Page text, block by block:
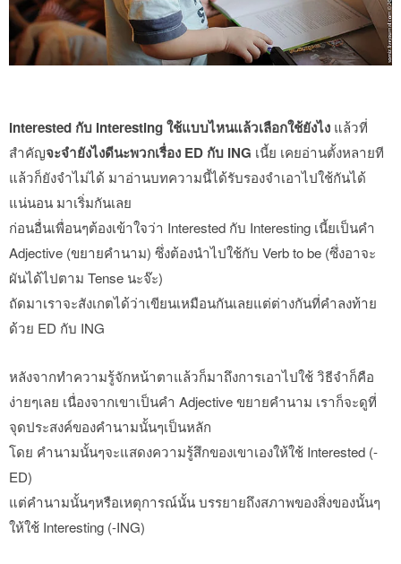
Interested กับ Interesting ใช้แบบไหนแล้วเลือกใช้ยังไง แล้วที่
สำคัญจะจำยังไงดีนะพวกเรื่อง ED กับ ING เนี้ย เคยอ่านตั้งหลายที
แล้วก็ยังจำไม่ได้ มาอ่านบทความนี้ได้รับรองจำเอาไปใช้กันได้
แน่นอน มาเริ่มกันเลย
ก่อนอื่นเพื่อนๆต้องเข้าใจว่า Interested กับ Interesting เนี้ยเป็นคำ
Adjective (ขยายคำนาม) ซึ่งต้องนำไปใช้กับ Verb to be (ซึ่งอาจะ
ผันได้ไปตาม Tense นะจ๊ะ)
ถัดมาเราจะสังเกตได้ว่าเขียนเหมือนกันเลยแต่ต่างกันที่คำลงท้าย
ด้วย ED กับ ING
หลังจากทำความรู้จักหน้าตาแล้วก็มาถึงการเอาไปใช้ วิธีจำก็คือ
ง่ายๆเลย เนื่องจากเขาเป็นคำ Adjective ขยายคำนาม เราก็จะดูที่
จุดประสงค์ของคำนามนั้นๆเป็นหลัก
โดย คำนามนั้นๆจะแสดงความรู้สึกของเขาเองให้ใช้ Interested (-
ED)
แต่คำนามนั้นๆหรือเหตุการณ์นั้น บรรยายถึงสภาพของสิ่งของนั้นๆ
ให้ใช้ Interesting (-ING)